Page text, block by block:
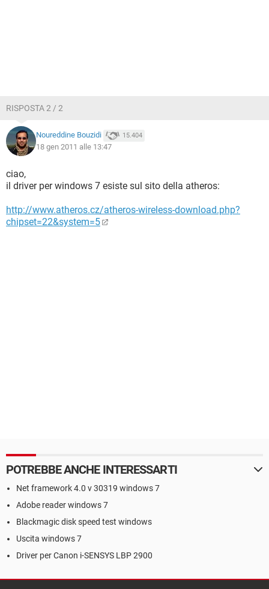
RISPOSTA 2 / 2
Noureddine Bouzidi 15.404
18 gen 2011 alle 13:47
ciao,
il driver per windows 7 esiste sul sito della atheros:
http://www.atheros.cz/atheros-wireless-download.php?
chipset=22&system=5
POTREBBE ANCHE INTERESSARTI
Net framework 4.0 v 30319 windows 7
Adobe reader windows 7
Blackmagic disk speed test windows
Uscita windows 7
Driver per Canon i-SENSYS LBP 2900